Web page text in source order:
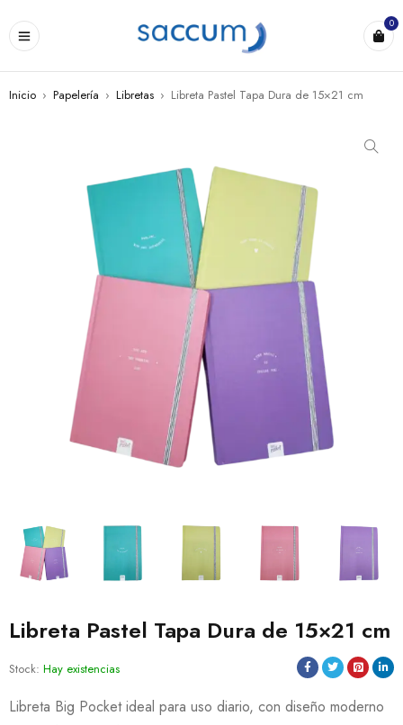
0
Inicio › Papelería › Libretas › Libreta Pastel Tapa Dura de 15×21 cm
Libreta Pastel Tapa Dura de 15×21 cm
Stock: Hay existencias
Libreta Big Pocket ideal para uso diario, con diseño moderno